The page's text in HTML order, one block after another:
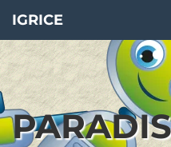
IGRICE